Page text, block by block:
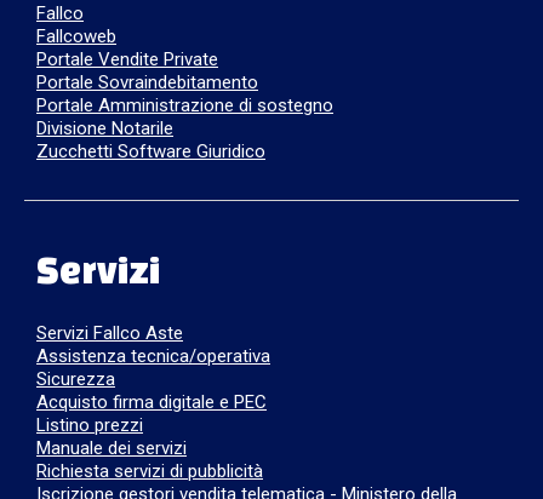
Fallco
Fallcoweb
Portale Vendite Private
Portale Sovraindebitamento
Portale Amministrazione di sostegno
Divisione Notarile
Zucchetti Software Giuridico
Servizi
Servizi Fallco Aste
Assistenza tecnica/operativa
Sicurezza
Acquisto firma digitale e PEC
Listino prezzi
Manuale dei servizi
Richiesta servizi di pubblicità
Iscrizione gestori vendita telematica - Ministero della